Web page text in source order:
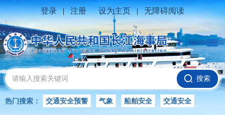
登录 | 注册 设为主页 | 无障碍阅读
搜索
热门搜索： 交通安全预警 气象 船舶安全 交通安全